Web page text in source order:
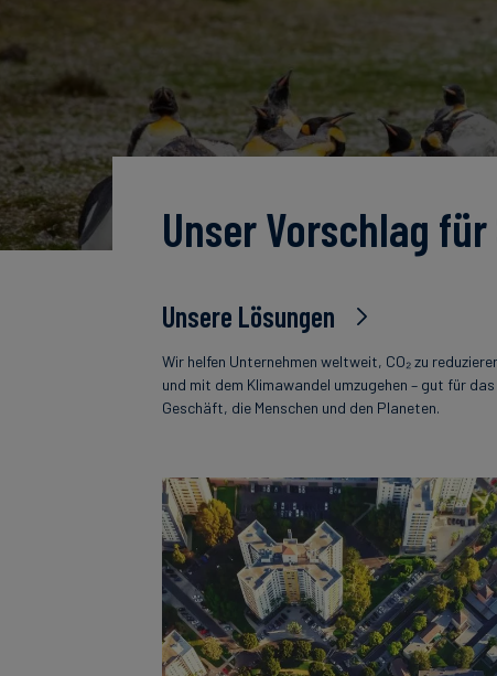
Unser Vorschlag
Unsere Lösungen
Wir helfen Unternehmen weltweit, CO₂ zu
und mit dem Klimawandel umzugehen – gut für das
Geschäft, die Menschen und den Planeten.